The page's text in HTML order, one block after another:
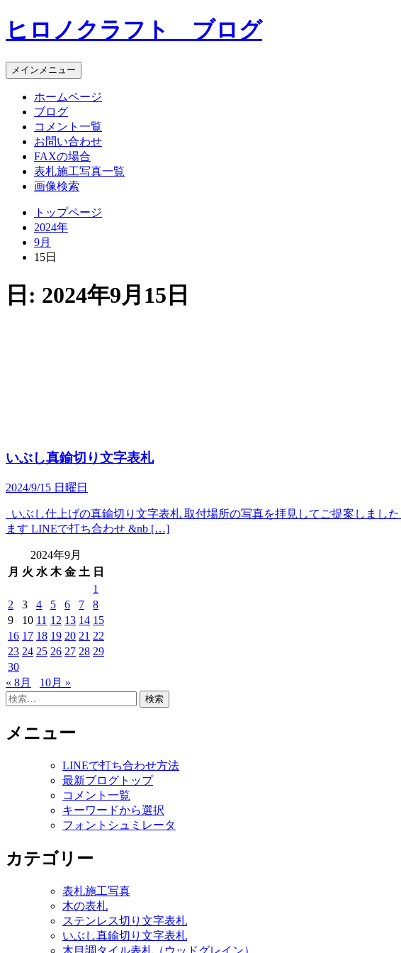
コ
ン
ン
ツ
ヒロノクラフト ブログ
メインメニュー
ホームページ
ブログ
コメント一覧
お問い合わせ
FAXの場合
表札施工写真一覧
画像検索
トップページ
2024年
9月
15日
日: 2024年9月15日
いぶし真鍮切り文字表札
2024/9/15 日曜日
いぶし仕上げの真鍮切り文字表札 取付場所の写真を拝見してご提案しま
ます LINEで打ち合わせ &nb […]
2024年9月
月 火 水 木 金 土 日
1
2
3 4 5 6 7
8
9
10 11 12 13 14 15
16 17 18 19 20 21 22
23 24 25 26 27 28 29
30
« 8月
10月 »
検
メニュー
LINEで打ち合わせ方法
最新ブログトップ
コメント一覧
キーワードから選択
フォントシュミレータ
カテゴリー
表札施工写真
木の表札
ステンレス切り文字表札
いぶし真鍮切り文字表札
木目調タイル表札（ウッドグレイン）